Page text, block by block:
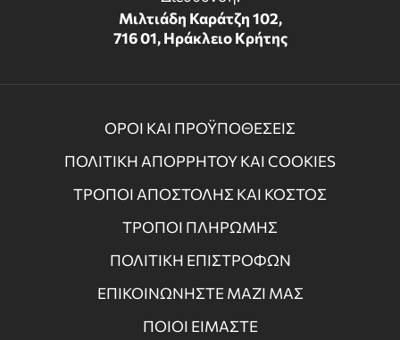
Μιλτιάδη Καράτζη 102,
716 01, Ηράκλειο Κρήτης
ΟΡΟΙ ΚΑΙ ΠΡΟΫΠΟΘΕΣΕΙΣ
ΠΟΛΙΤΙΚΗ ΑΠΟΡΡΗΤΟΥ ΚΑΙ COOKIES
ΤΡΟΠΟΙ ΑΠΟΣΤΟΛΗΣ ΚΑΙ ΚΟΣΤΟΣ
ΤΡΟΠΟΙ ΠΛΗΡΩΜΗΣ
ΠΟΛΙΤΙΚΗ ΕΠΙΣΤΡΟΦΩΝ
ΕΠΙΚΟΙΝΩΝΗΣΤΕ ΜΑΖΙ ΜΑΣ
ΠΟΙΟΙ ΕΙΜΑΣΤΕ